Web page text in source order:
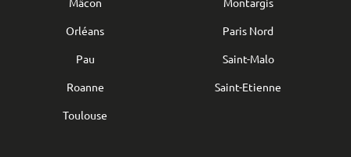
Orléans
Paris Nord
Pau
Saint-Malo
Roanne
Saint-Etienne
Toulouse